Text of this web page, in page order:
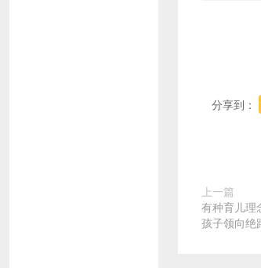
分享到：
上一篇
有种育儿理
孩子领向绝